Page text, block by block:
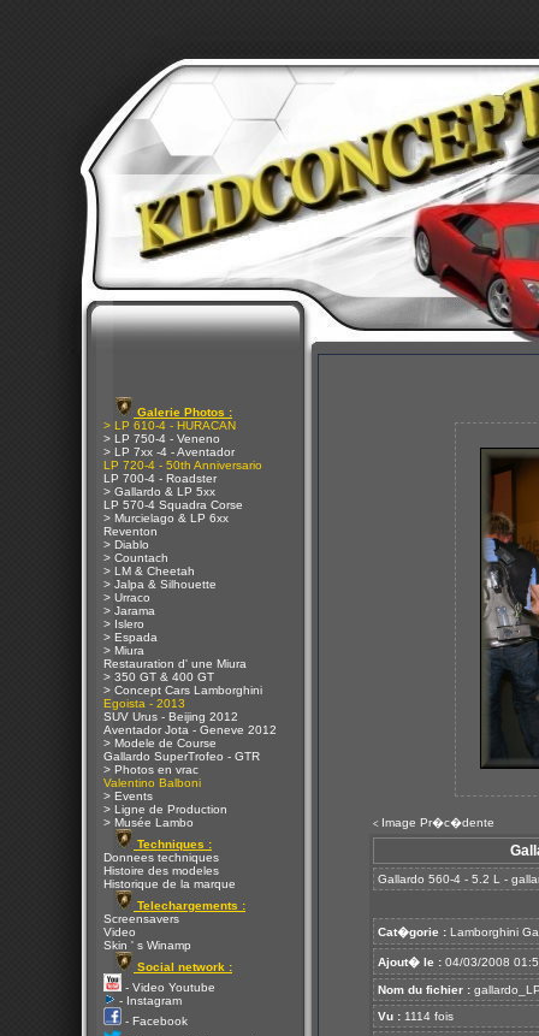
Galerie Photos :
> LP 610-4 - HURACAN
> LP 750-4 - Veneno
> LP 7xx -4 - Aventador
LP 720-4 - 50th Anniversario
LP 700-4 - Roadster
> Gallardo & LP 5xx
LP 570-4 Squadra Corse
> Murcielago & LP 6xx
Reventon
> Diablo
> Countach
> LM & Cheetah
> Jalpa & Silhouette
> Urraco
> Jarama
> Islero
> Espada
> Miura
Restauration d' une Miura
> 350 GT & 400 GT
> Concept Cars Lamborghini
Egoista - 2013
SUV Urus - Beijing 2012
Aventador Jota - Geneve 2012
> Modele de Course
Gallardo SuperTrofeo - GTR
> Photos en vrac
Valentino Balboni
> Events
> Ligne de Production
> Musée Lambo
Techniques :
Donnees techniques
Histoire des modeles
Historique de la marque
Telechargements :
Screensavers
Video
Skin ' s Winamp
Social network :
- Video Youtube
- Instagram
- Facebook
< Image Pr�c�dente
Gallardo 560-4 - 5.2 L -
Cat�gorie : Lamborghini
Ajout� le : 04/03/2008
Nom du fichier :
Vu : 1114 fois